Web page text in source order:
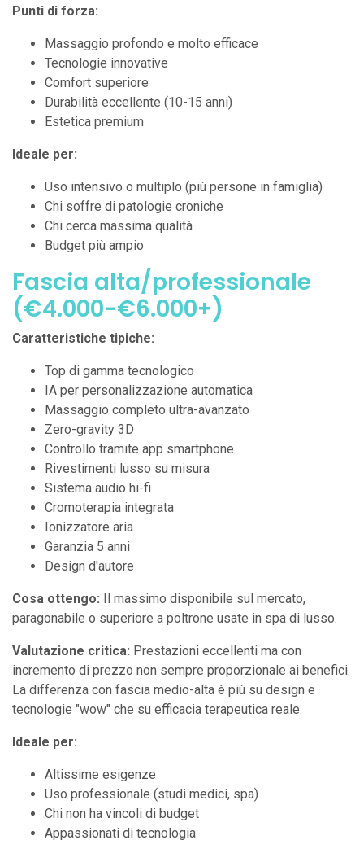
Punti di forza:
Massaggio profondo e molto efficace
Tecnologie innovative
Comfort superiore
Durabilità eccellente (10-15 anni)
Estetica premium
Ideale per:
Uso intensivo o multiplo (più persone in famiglia)
Chi soffre di patologie croniche
Chi cerca massima qualità
Budget più ampio
Fascia alta/professionale
(€4.000-€6.000+)
Caratteristiche tipiche:
Top di gamma tecnologico
IA per personalizzazione automatica
Massaggio completo ultra-avanzato
Zero-gravity 3D
Controllo tramite app smartphone
Rivestimenti lusso su misura
Sistema audio hi-fi
Cromoterapia integrata
Ionizzatore aria
Garanzia 5 anni
Design d'autore
Cosa ottengo: Il massimo disponibile sul mercato,
paragonabile o superiore a poltrone usate in spa di lusso.
Valutazione critica: Prestazioni eccellenti ma con
incremento di prezzo non sempre proporzionale ai benefici.
La differenza con fascia medio-alta è più su design e
tecnologie "wow" che su efficacia terapeutica reale.
Ideale per:
Altissime esigenze
Uso professionale (studi medici, spa)
Chi non ha vincoli di budget
Appassionati di tecnologia